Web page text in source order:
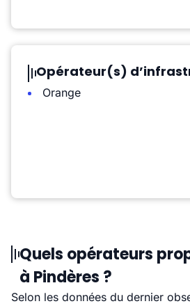
Opérateur(s)
Orange
Quels opérateurs
à Pindères ?
Selon les données du dernier